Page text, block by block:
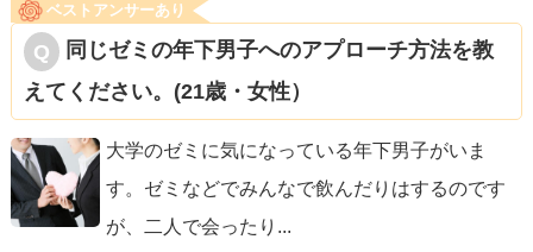
ベストアンサーあり
同じゼミの年下男子へのアプローチ方法を教
えてください。(21歳・女性）
大学のゼミに気になっている年下男子がいま
す。ゼミなどでみんなで飲んだりはするのです
が、二人で会ったり ...